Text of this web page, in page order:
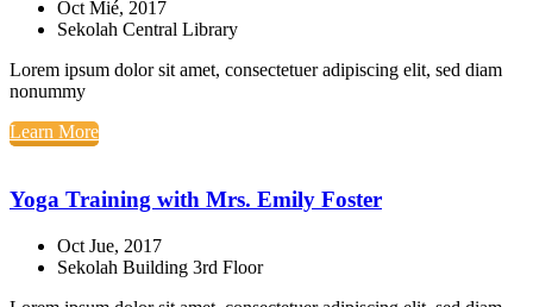
Oct Mié, 2017
Sekolah Central Library
Lorem ipsum dolor sit amet, consectetuer adipiscing elit, sed diam
nonummy
Learn More
Yoga Training with Mrs. Emily Foster
Oct Jue, 2017
Sekolah Building 3rd Floor